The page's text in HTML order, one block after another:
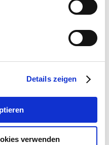
Details zeigen
verwenden
Grenzwerten für die
als Betriebsqualifikation
– auch bekannt
Kunden bei diesen
und
veröffentlicht, die die
unserenQL-120/120Xeiner
technische Unterstützung